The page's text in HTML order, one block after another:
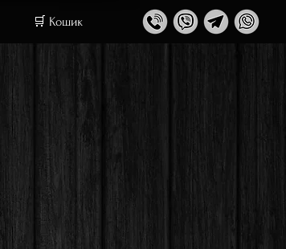
🛒 Кошик